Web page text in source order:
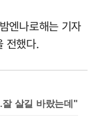
엔나로해는 기자
전했다.
살길 바랐는데"